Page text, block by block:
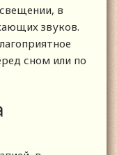
в
звуков.
сном или по